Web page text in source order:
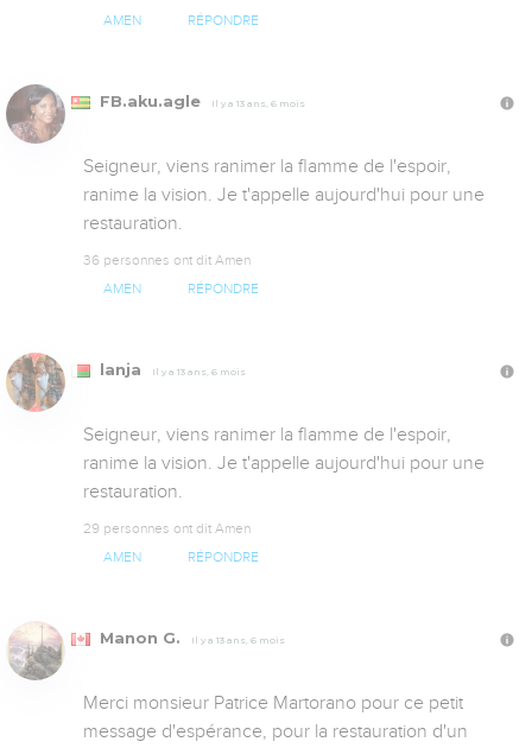
AMEN RÉPONDRE
FB.aku.agle Il y a 13 ans, 6 mois
Seigneur, viens ranimer la flamme de l'espoir,
ranime la vision. Je t'appelle aujourd'hui pour une
restauration.
36 personnes ont dit Amen
AMEN RÉPONDRE
lanja Il y a 13 ans, 6 mois
Seigneur, viens ranimer la flamme de l'espoir,
ranime la vision. Je t'appelle aujourd'hui pour une
restauration.
29 personnes ont dit Amen
AMEN RÉPONDRE
Manon G. Il y a 13 ans, 6 mois
Merci monsieur Patrice Martorano pour ce petit
message d'espérance, pour la restauration d'un